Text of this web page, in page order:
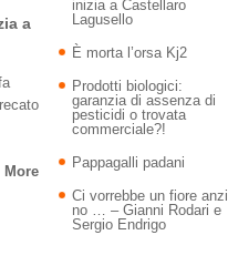
a
More
inizia a Castellaro
Lagusello
È morta l’orsa Kj2
Prodotti biologici:
garanzia di assenza di
pesticidi o trovata
commerciale?!
Pappagalli padani
Ci vorrebbe un fiore anzi
no … – Gianni Rodari e
Sergio Endrigo